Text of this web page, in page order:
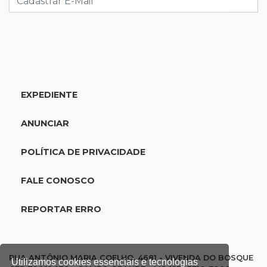
Utilizamos cookies essenciais e tecnologias
17:02Cyber Trap
Discord para vender cartões clonados
16:54Eleições 2026
Continuidade ou alternância: a oposição
permanecer no poder
EXPEDIENTE
ANUNCIAR
POLÍTICA DE PRIVACIDADE
FALE CONOSCO
REPORTAR ERRO
RUA ANTÔNIO MARIA COELHO, 4681 - VIVENDA DO BOSQUE